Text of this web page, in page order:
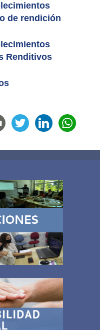
de rendición
Renditivos